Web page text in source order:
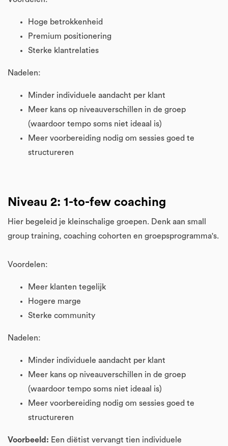
Hoge betrokkenheid
Premium positionering
Sterke klantrelaties
Nadelen:
Minder individuele aandacht per klant
Meer kans op niveauverschillen in de groep
(waardoor tempo soms niet ideaal is)
Meer voorbereiding nodig om sessies goed te
structureren
Niveau 2: 1-to-few coaching
Hier begeleid je kleinschalige groepen. Denk aan small
group training, coaching cohorten en groepsprogramma's.
Voordelen:
Meer klanten tegelijk
Hogere marge
Sterke community
Nadelen:
Minder individuele aandacht per klant
Meer kans op niveauverschillen in de groep
(waardoor tempo soms niet ideaal is)
Meer voorbereiding nodig om sessies goed te
structureren
Voorbeeld: Een diëtist vervangt tien individuele